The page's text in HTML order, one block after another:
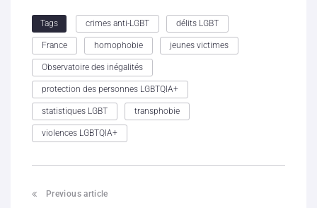
Tags crimes anti-LGBT délits LGBT
France homophobie jeunes victimes
Observatoire des inégalités
protection des personnes LGBTQIA+
statistiques LGBT transphobie
violences LGBTQIA+
Previous article